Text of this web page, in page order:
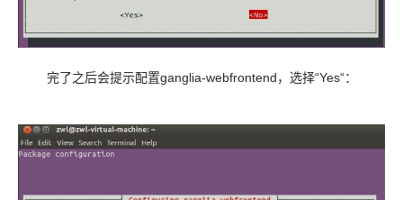
完了之后会提示配置ganglia-webfrontend，选择“Yes“：